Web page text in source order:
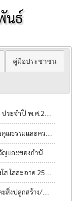
นธ์
คู่มือประชาชน
ะจำปี พ.ศ.2568
การดำเนินงานสู่มาตฐานสากล
ประจำปีงบประมาณ พ.ศ.2569
ชนิดจากการปฏิบัติหน้าที่ (No Gift Policy)
ป้าย ประจำปี 2569